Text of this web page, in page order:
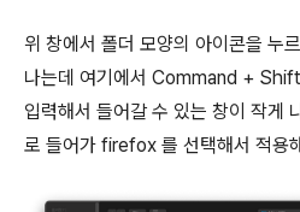
위 창에서 폴더 모양의 아이콘을 누
나는데 여기에서 Command +
입력해서 들어갈 수 있는 창이 작게
로 들어가 firefox 를 선택해서 적용